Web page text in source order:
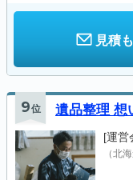
見積
9位 遺品整理 想
[運営
（北